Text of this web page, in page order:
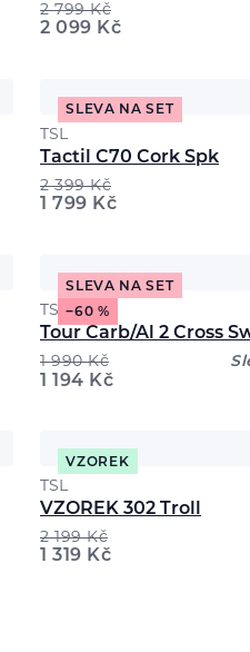
2 799Kč
2 099 Kč
SLEVA NA SET
TSL
Tactil C70 Cork Spk
2 399Kč
1 799 Kč
SLEVA NA SET
−60 %
TSL
Tour Carb/Al 2 Cross
1 990Kč
1 194 Kč
VZOREK
TSL
VZOREK 302 Troll
2 199Kč
1 319 Kč